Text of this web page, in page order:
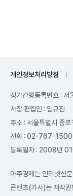
개인정보처리방침
정기간행등록번호 :
사장·편집인 : 임규진
주소 : 서울특별시 종
전화 : 02-767-1500
등록일자 : 2008년
아주경제는 인터넷신
콘텐츠(기사)는 저작